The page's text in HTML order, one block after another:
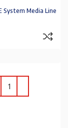
System Media Line